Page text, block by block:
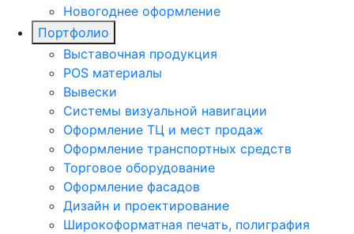
Новогоднее оформление
Портфолио
Выставочная продукция
POS материалы
Вывески
Системы визуальной навигации
Оформление ТЦ и мест продаж
Оформление транспортных средств
Торговое оборудование
Оформление фасадов
Дизайн и проектирование
Широкоформатная печать, полиграфия